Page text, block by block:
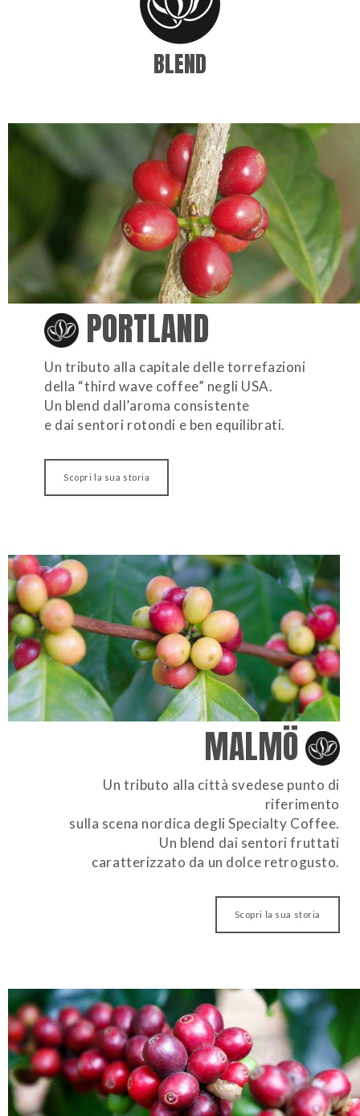
BLEND
PORTLAND
Un tributo alla capitale delle torrefazioni
della “third wave coffee” negli USA.
Un blend dall’aroma consistente
e dai sentori rotondi e ben equilibrati.
Scopri la sua storia
MALMÖ
Un tributo alla città svedese punto di
riferimento
sulla scena nordica degli Specialty Coffee.
Un blend dai sentori fruttati
caratterizzato da un dolce retrogusto.
Scopri la sua storia